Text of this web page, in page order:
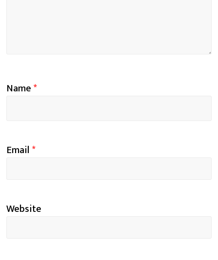
Name*
Email*
Website